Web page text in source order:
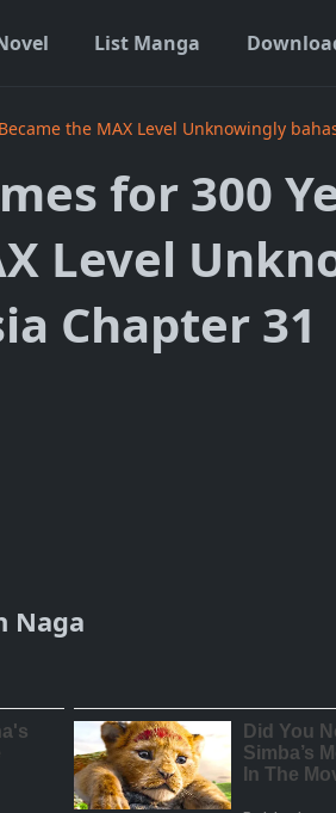
List Manga
the MAX Level Unknowingly
for 300
Level
Chapter 31
Naga